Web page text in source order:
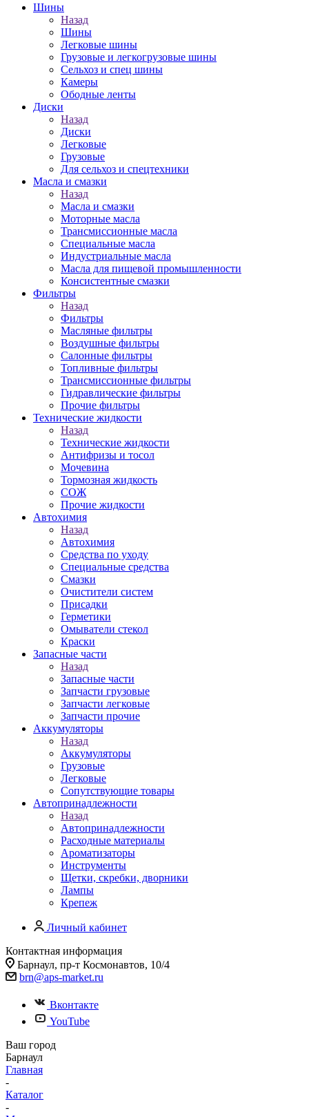
Шины
Назад
Шины
Легковые шины
Грузовые и легкогрузовые шины
Сельхоз и спец шины
Камеры
Ободные ленты
Диски
Назад
Диски
Легковые
Грузовые
Для сельхоз и спецтехники
Масла и смазки
Назад
Масла и смазки
Моторные масла
Трансмиссионные масла
Специальные масла
Индустриальные масла
Масла для пищевой промышленности
Консистентные смазки
Фильтры
Назад
Фильтры
Масляные фильтры
Воздушные фильтры
Салонные фильтры
Топливные фильтры
Трансмиссионные фильтры
Гидравлические фильтры
Прочие фильтры
Технические жидкости
Назад
Технические жидкости
Антифризы и тосол
Мочевина
Тормозная жидкость
СОЖ
Прочие жидкости
Автохимия
Назад
Автохимия
Средства по уходу
Специальные средства
Смазки
Очистители систем
Присадки
Герметики
Омыватели стекол
Краски
Запасные части
Назад
Запасные части
Запчасти грузовые
Запчасти легковые
Запчасти прочие
Аккумуляторы
Назад
Аккумуляторы
Грузовые
Легковые
Сопутствующие товары
Автопринадлежности
Назад
Автопринадлежности
Расходные материалы
Ароматизаторы
Инструменты
Щетки, скребки, дворники
Лампы
Крепеж
Личный кабинет
Контактная информация
Барнаул, пр-т Космонавтов, 10/4
brn@aps-market.ru
Вконтакте
YouTube
Ваш город
Барнаул
Главная
-
Каталог
-